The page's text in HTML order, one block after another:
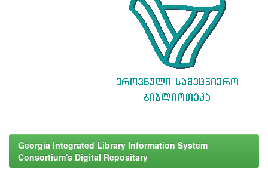
Georgia Integrated Library Information System
Consortium's Digital Repositary